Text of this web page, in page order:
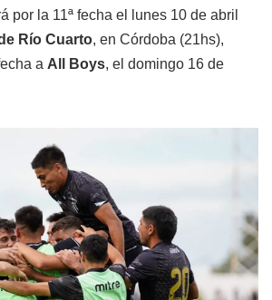
por la 11ª fecha el lunes 10 de abril
Río Cuarto, en Córdoba (21hs),
a All Boys, el domingo 16 de